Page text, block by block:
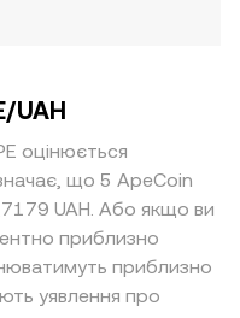
UAH
оцінюється
що 5 ApeCoin
UAH. Або якщо ви
приблизно
приблизно
уявлення про